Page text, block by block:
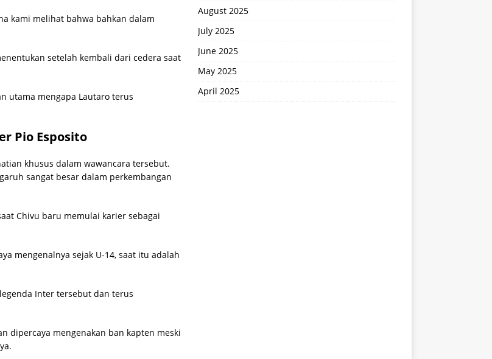
kami melihat bahwa bahkan dalam
setelah kembali dari cedera saat
utama mengapa Lautaro terus
Pio Esposito
khusus dalam wawancara tersebut.
sangat besar dalam perkembangan
Chivu baru memulai karier sebagai
mengenalnya sejak U-14, saat itu adalah
Inter tersebut dan terus
dipercaya mengenakan ban kapten meski
August 2025
July 2025
June 2025
May 2025
April 2025